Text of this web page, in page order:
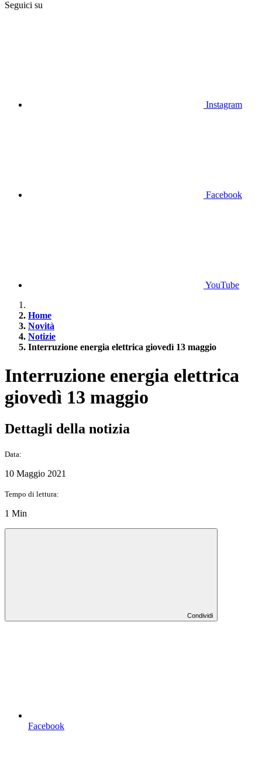
Seguici su
Instagram
Facebook
YouTube
Home
Novità
Notizie
Interruzione energia elettrica giovedì 13 maggio
Interruzione energia elettrica
giovedì 13 maggio
Dettagli della notizia
Data:
10 Maggio 2021
Tempo di lettura:
1 Min
Condividi
Facebook